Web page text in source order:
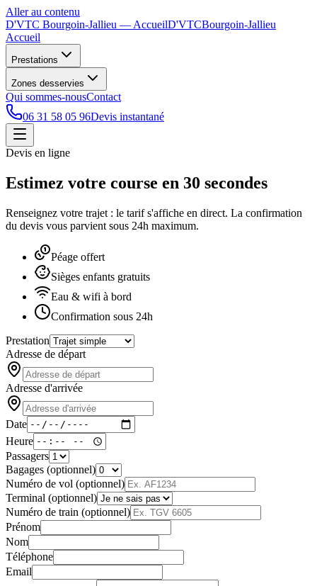
Aller au contenu
D'VTC Bourgoin-Jallieu — AccueilD'VTCBourgoin-Jallieu
Accueil
Prestations
Zones desservies
Qui sommes-nousContact
06 31 58 05 96Devis instantané
Devis en ligne
Estimez votre course en 30 secondes
Renseignez votre trajet : le tarif s'affiche en direct. La confirmation
du devis vous parvient sous 24h maximum.
Péage offert
Sièges enfants gratuits
Eau & wifi à bord
Confirmation sous 24h
Prestation
Adresse de départ
Adresse d'arrivée
Date
Heure
Passagers
Bagages (optionnel)
Numéro de vol (optionnel)
Terminal (optionnel)
Numéro de train (optionnel)
Prénom
Nom
Téléphone
Email